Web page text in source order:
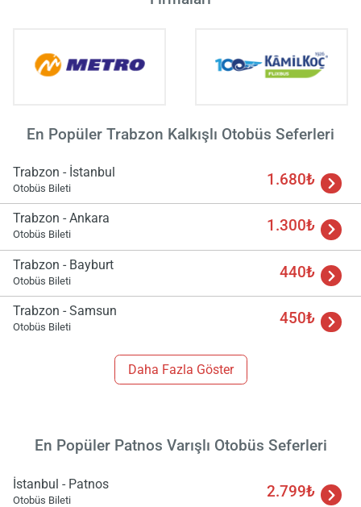
En Popüler Trabzon Kalkışlı Otobüs Seferleri
Trabzon - İstanbul
Otobüs Bileti 1.680₺
Trabzon - Ankara
Otobüs Bileti 1.300₺
Trabzon - Bayburt
Otobüs Bileti 440₺
Trabzon - Samsun
Otobüs Bileti 450₺
Daha Fazla Göster
En Popüler Patnos Varışlı Otobüs Seferleri
İstanbul - Patnos
Otobüs Bileti 2.799₺